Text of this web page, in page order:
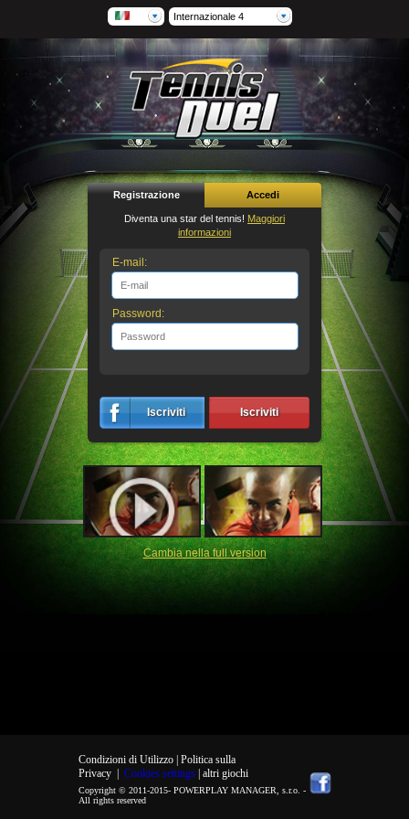
Internazionale 4
Registrazione Accedi
Diventa una star del tennis! Maggiori
informazioni
E-mail:
Password:
Iscriviti Iscriviti
Cambia nella full version
Condizioni di Utilizzo | Politica sulla
Privacy| Cookies settings | altri giochi
Copyright © 2011-2015- POWERPLAY MANAGER, s.r.o. -
All rights reserved